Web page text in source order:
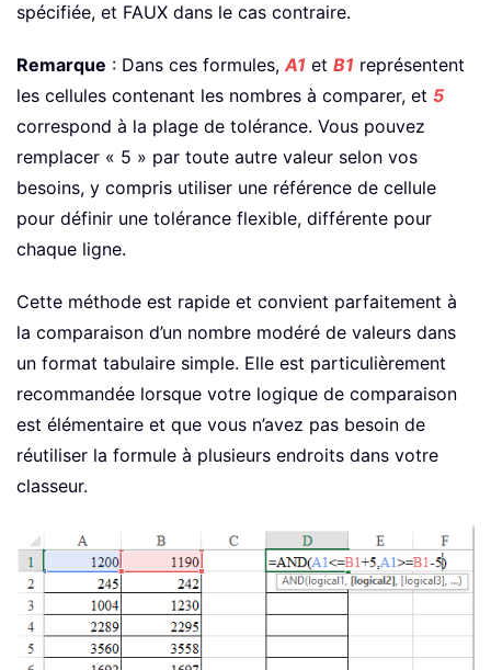
spécifiée, et FAUX dans le cas contraire.
Remarque : Dans ces formules, A1 et B1 représentent
les cellules contenant les nombres à comparer, et 5
correspond à la plage de tolérance. Vous pouvez
remplacer « 5 » par toute autre valeur selon vos
besoins, y compris utiliser une référence de cellule
pour définir une tolérance flexible, différente pour
chaque ligne.
Cette méthode est rapide et convient parfaitement à
la comparaison d’un nombre modéré de valeurs dans
un format tabulaire simple. Elle est particulièrement
recommandée lorsque votre logique de comparaison
est élémentaire et que vous n’avez pas besoin de
réutiliser la formule à plusieurs endroits dans votre
classeur.